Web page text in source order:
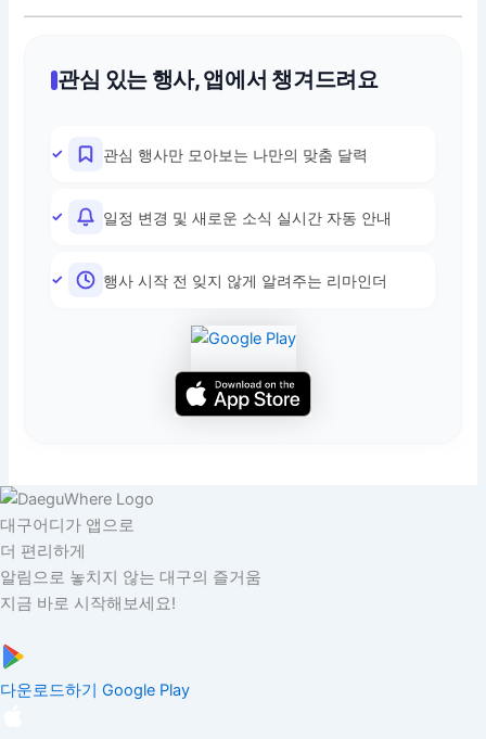
관심 있는 행사, 앱에서 챙겨드려요
관심 행사만 모아보는 나만의 맞춤 달력
일정 변경 및 새로운 소식 실시간 자동 안내
행사 시작 전 잊지 않게 알려주는 리마인더
대구어디가 앱으로
더 편리하게
알림으로 놓치지 않는 대구의 즐거움
지금 바로 시작해보세요!
다운로드하기 Google Play